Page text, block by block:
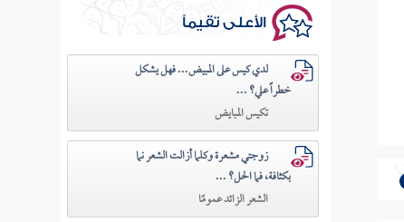
الأعلى تقيماً
لدي كيس على المبيض... فهل يشكل
خطراً علي؟ ...
تكيس المبايض
زوجتي مشعرة وكلما أزالت الشعر نما
بكثافة، فما الحل؟ ...
الشعر الزائد عمومًا